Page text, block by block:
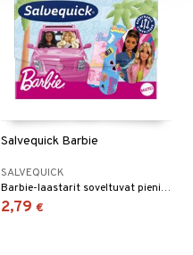
Salvequick Barbie
SALVEQUICK
Barbie-laastarit soveltuvat pieniin ja pinnallisiin haavoihin.
2,79 €